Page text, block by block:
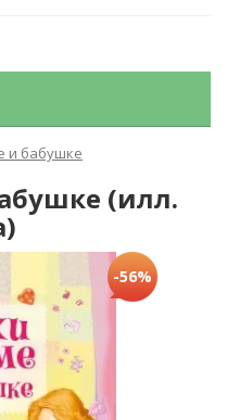
и бабушке
(илл.
-56%